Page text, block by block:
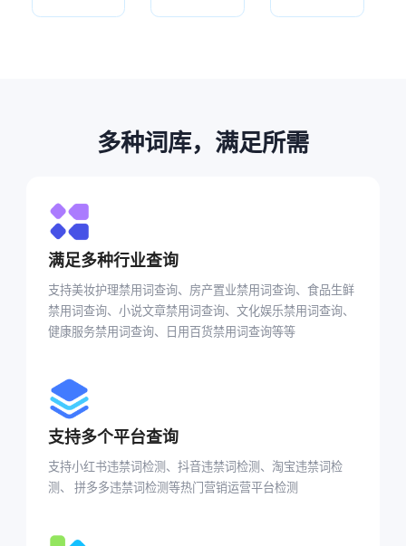
多种词库，满足所需
满足多种行业查询
支持美妆护理禁用词查询、房产置业禁用词查询、食品生鲜
禁用词查询、小说文章禁用词查询、文化娱乐禁用词查询、
健康服务禁用词查询、日用百货禁用词查询等等
支持多个平台查询
支持小红书违禁词检测、抖音违禁词检测、淘宝违禁词检
测、 拼多多违禁词检测等热门营销运营平台检测